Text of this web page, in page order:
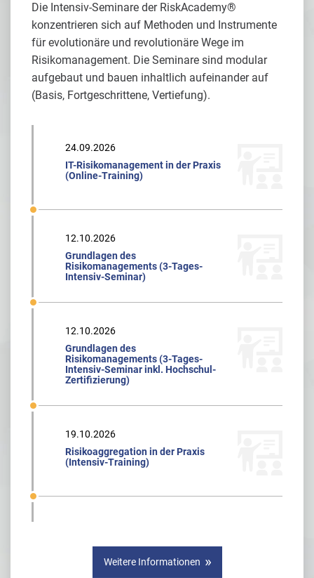
Die Intensiv-Seminare der RiskAcademy®
konzentrieren sich auf Methoden und Instrumente
für evolutionäre und revolutionäre Wege im
Risikomanagement. Die Seminare sind modular
aufgebaut und bauen inhaltlich aufeinander auf
(Basis, Fortgeschrittene, Vertiefung).
24.09.2026
IT-Risikomanagement in der Praxis
(Online-Training)
12.10.2026
Grundlagen des
Risikomanagements (3-Tages-
Intensiv-Seminar)
12.10.2026
Grundlagen des
Risikomanagements (3-Tages-
Intensiv-Seminar inkl. Hochschul-
Zertifizierung)
19.10.2026
Risikoaggregation in der Praxis
(Intensiv-Training)
Weitere Informationen